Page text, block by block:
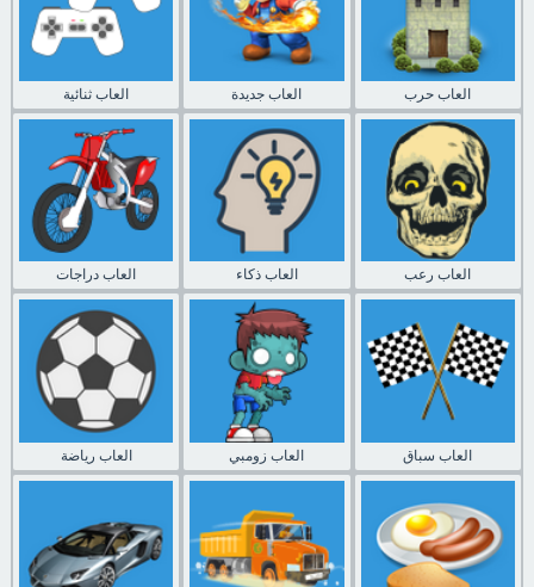
العاب ثنائية العاب جديدة العاب حرب
العاب دراجات العاب ذكاء العاب رعب
العاب رياضة العاب زومبي العاب سباق